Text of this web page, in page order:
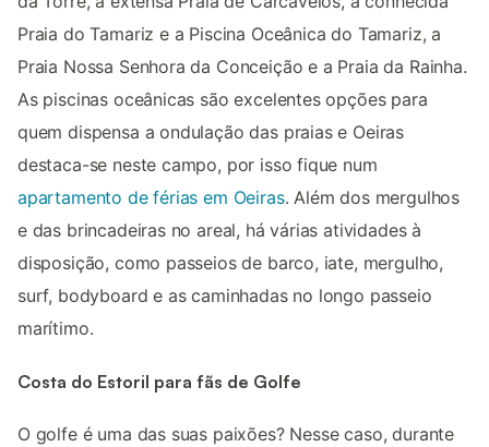
Praia do Tamariz e a Piscina Oceânica do Tamariz, a
Praia Nossa Senhora da Conceição e a Praia da Rainha.
As piscinas oceânicas são excelentes opções para
quem dispensa a ondulação das praias e Oeiras
destaca-se neste campo, por isso fique num
apartamento de férias em Oeiras. Além dos mergulhos
e das brincadeiras no areal, há várias atividades à
disposição, como passeios de barco, iate, mergulho,
surf, bodyboard e as caminhadas no longo passeio
marítimo.
Costa do Estoril para fãs de Golfe
O golfe é uma das suas paixões? Nesse caso, durante